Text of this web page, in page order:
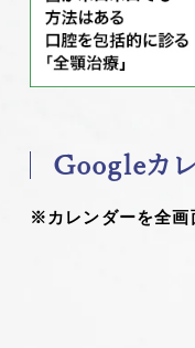
Googleカ
※カレンダーを全画